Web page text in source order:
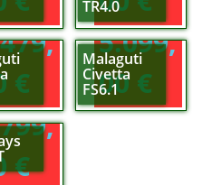
TR4.0
€
Malaguti
Civetta
FS6.1
5.099,
00 €
€